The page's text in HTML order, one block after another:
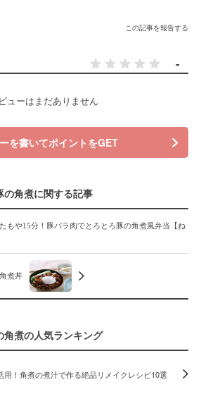
この記事を報告する
-
ューはまだありません
を書いてポイントをGET
の角煮に関する記事
もや15分！豚バラ肉でとろとろ豚の角煮風弁当【ね
煮丼
角煮の人気ランキング
用！角煮の煮汁で作る絶品リメイクレシピ10選